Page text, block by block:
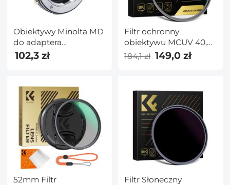
Obiektywy Minolta MD
do adaptera
mocowania obiektywu
Concept M15151
102,3 zł
Filtr ochronny
obiektywu MCUV 40,5
mm odporny na
Wodoodporny
Odporny na
zarysowania Seria
Nano-Xcel
184,1 zł 149,0 zł
52mm Filtr
Filtr Słoneczny